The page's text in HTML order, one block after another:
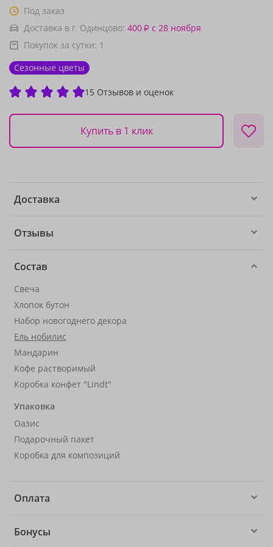
Под заказ
Доставка в г. Одинцово: 400₽ с 28 ноября
Покупок за сутки: 1
Сезонные цветы
15 Отзывов и оценок
Купить в 1 клик
Доставка
Отзывы
Состав
Свеча
Хлопок бутон
Набор новогоднего декора
Ель нобилис
Мандарин
Кофе растворимый
Коробка конфет "Lindt"
Упаковка
Оазис
Подарочный пакет
Коробка для композиций
Оплата
Бонусы